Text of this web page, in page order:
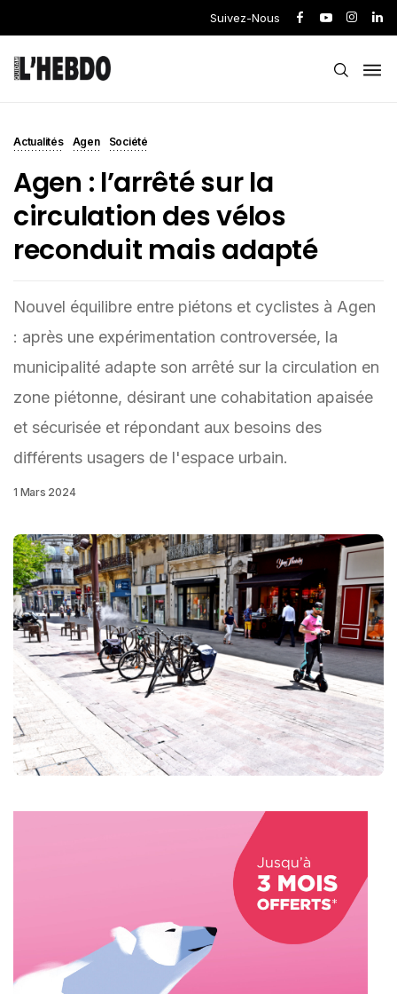
Suivez-Nous
Actualités Agen Société
Agen : l’arrêté sur la
circulation des vélos
reconduit mais adapté
Nouvel équilibre entre piétons et cyclistes à Agen
: après une expérimentation controversée, la
municipalité adapte son arrêté sur la circulation en
zone piétonne, désirant une cohabitation apaisée
et sécurisée et répondant aux besoins des
différents usagers de l'espace urbain.
1 Mars 2024